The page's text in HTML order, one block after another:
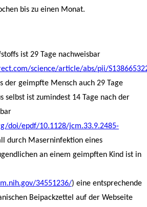
bis zu einen Monat.
ist 29 Tage nachweisbar
science/article/abs/pii/
der geimpfte Mensch auch 29 Tage
selbst ist zumindest 14 Tage nach der
doi/epdf/10.1128/jcm.33.9.2485-
durch Maserninfektion eines
an einem geimpften Kind ist in
34551236/) eine entsprechende
Beipackzettel auf der Webseite